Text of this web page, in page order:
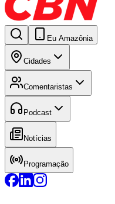
Eu Amazônia
Cidades
Comentaristas
Podcast
Notícias
Programação